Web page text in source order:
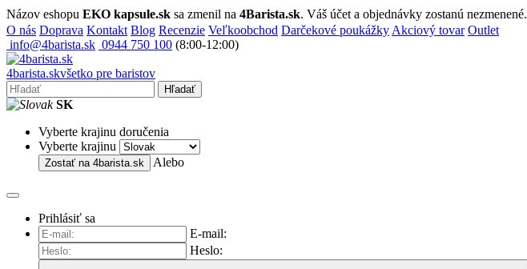
Názov eshopu EKO kapsule.sk sa zmenil na 4Barista.sk. Váš účet a objednávky zostanú nezmenené.
O nás Doprava Kontakt Blog Recenzie Veľkoobchod Darčekové poukážky Akciový tovar Outlet
info@4barista.sk 0944 750 100 (8:00-12:00)
4barista.skvšetko pre baristov
Hľadať
SK
Vyberte krajinu doručenia
Vyberte krajinu
Zostať na 4barista.sk Alebo
Prihlásiť sa
E-mail:
Heslo: